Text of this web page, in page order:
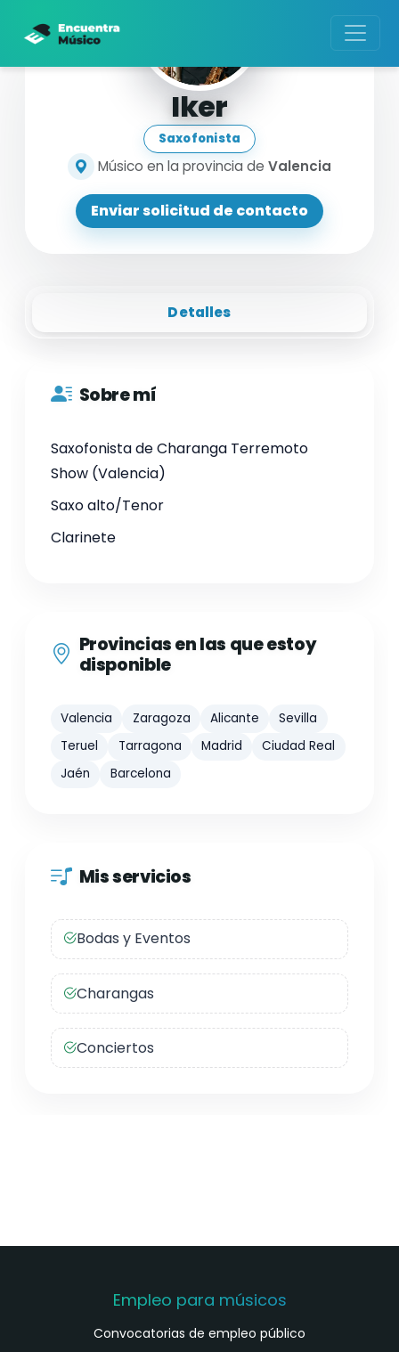
Iker
Saxofonista
Músico en la provincia de Valencia
Enviar solicitud de contacto
Detalles
Sobre mí
Saxofonista de Charanga Terremoto
Show (Valencia)
Saxo alto/Tenor
Clarinete
Provincias en las que estoy
disponible
Valencia Zaragoza Alicante
Sevilla
Teruel
Tarragona Madrid
Ciudad Real
Jaén
Barcelona
Mis servicios
Bodas y Eventos
Charangas
Conciertos
Empleo para músicos
Convocatorias de empleo público